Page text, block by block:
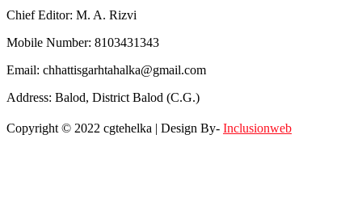
Chief Editor: M. A. Rizvi
Mobile Number: 8103431343
Email: chhattisgarhtahalka@gmail.com
Address: Balod, District Balod (C.G.)
Copyright © 2022 cgtehelka | Design By- Inclusionweb